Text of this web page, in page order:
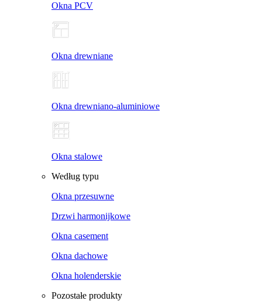
Okna PCV
Okna drewniane
Okna drewniano-aluminiowe
Okna stalowe
Według typu
Okna przesuwne
Drzwi harmonijkowe
Okna casement
Okna dachowe
Okna holenderskie
Pozostałe produkty